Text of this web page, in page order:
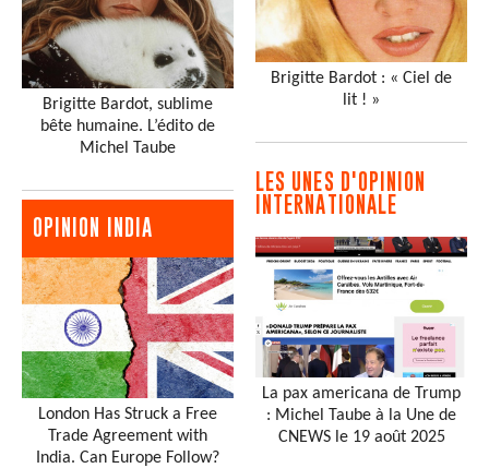
Brigitte Bardot, sublime
bête humaine. L’édito de
Michel Taube
OPINION INDIA
London Has Struck a Free
Trade Agreement with
India. Can Europe Follow?
Brigitte Bardot : « Ciel de
lit ! »
LES UNES D'OPINION
INTERNATIONALE
La pax americana de Trump
: Michel Taube à la Une de
CNEWS le 19 août 2025